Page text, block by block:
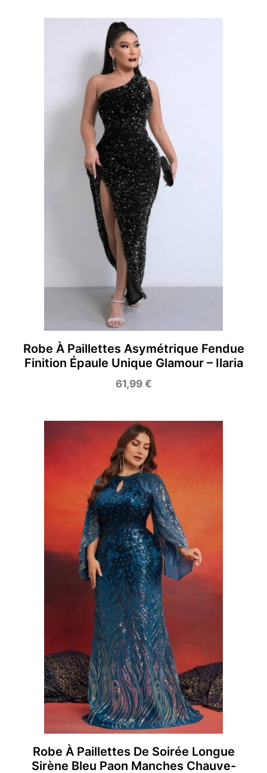
Robe À Paillettes Asymétrique Fendue
Finition Épaule Unique Glamour – Ilaria
61,99€
Robe À Paillettes De Soirée Longue
Sirène Bleu Paon Manches Chauve-